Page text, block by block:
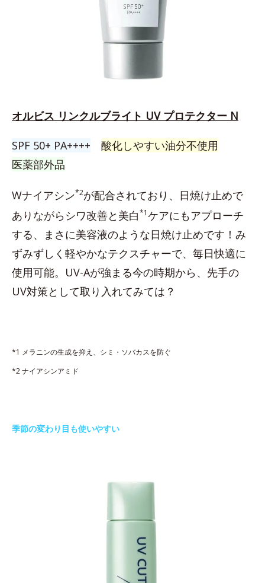
オルビス リンクルブライト UV プロテクター N
SPF 50+ PA++++
酸化しやすい油分不使用
医薬部外品
Wナイアシン*2が配合されており、日焼け止めで
ありながらシワ改善と美白*1ケアにもアプローチ
する、まさに美容液のような日焼け止めです！み
ずみずしく軽やかなテクスチャーで、毎日快適に
使用可能。UV-Aが強まる今の時期から、先手の
UV対策として取り入れてみては？
*1 メラニンの生成を抑え、シミ・ソバカスを防ぐ
*2 ナイアシンアミド
季節の変わり目も使いやすい